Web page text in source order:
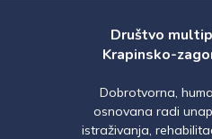
Društvo
Krapinsko-
Dobrotvorna,
osnovana radi
istraživanja,